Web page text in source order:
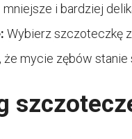
i bardziej
Wybierz szczoteczkę
że mycie zębów stanie